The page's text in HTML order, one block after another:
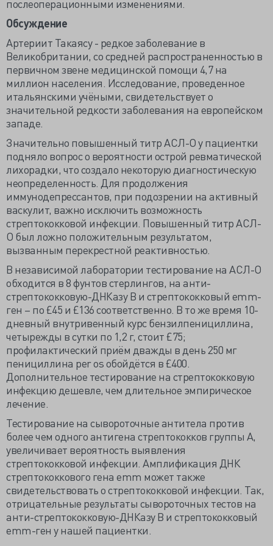
послеоперационными изменениями.
Обсуждение
Артериит Такаясу - редкое заболевание в
Великобритании, со средней распространенностью в
первичном звене медицинской помощи 4,7 на
миллион населения. Исследование, проведенное
итальянскими учёными, свидетельствует о
значительной редкости заболевания на европейском
западе.
Значительно повышенный титр АСЛ-О у пациентки
подняло вопрос о вероятности острой ревматической
лихорадки, что создало некоторую диагностическую
неопределенность. Для продолжения
иммунодепрессантов, при подозрении на активный
васкулит, важно исключить возможность
стрептококковой инфекции. Повышенный титр АСЛ-
О был ложно положительным результатом,
вызванным перекрестной реактивностью.
В независимой лаборатории тестирование на АСЛ-О
обходится в 8 фунтов стерлингов, на анти-
стрептококковую-ДНКазу В и стрептококковый emm-
ген – по £45 и £136 соответственно. В то же время 10-
дневный внутривенный курс бензилпенициллина,
четырежды в сутки по 1,2 г, стоит £75;
профилактический приём дважды в день 250 мг
пенициллина per os обойдётся в £400.
Дополнительное тестирование на стрептококковую
инфекцию дешевле, чем длительное эмпирическое
лечение.
Тестирование на сывороточные антитела против
более чем одного антигена стрептококков группы А,
увеличивает вероятность выявления
стрептококковой инфекции. Амплификация ДНК
стрептококкового гена emm может также
свидетельствовать о стрептококковой инфекции. Так,
отрицательные результаты сывороточных тестов на
анти-стрептококковую-ДНКазу В и стрептококковый
emm-ген у нашей пациентки.